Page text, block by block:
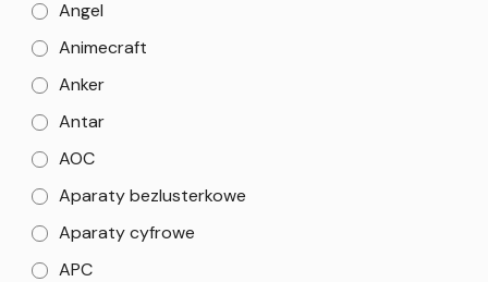
Angel
Animecraft
Anker
Antar
AOC
Aparaty bezlusterkowe
Aparaty cyfrowe
APC